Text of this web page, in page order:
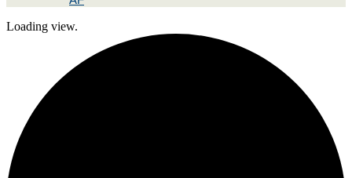
Loading view.